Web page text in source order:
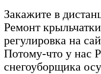
Закажите в
Ремонт
регулировка на
Потому-что у нас
снегоуборщика